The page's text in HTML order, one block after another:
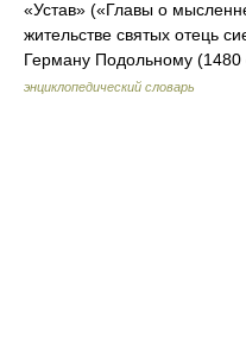
«Устав» («Главы о
жительстве святых отець
Герману Подольному
энциклопедический словарь